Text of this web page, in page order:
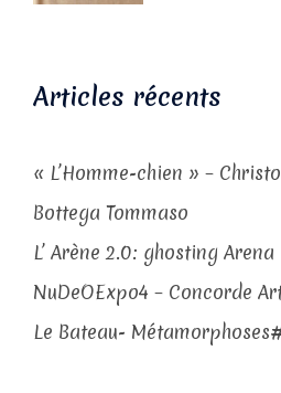
Articles récents
« L’Homme-chien » –
Bottega Tommaso
L’ Arène 2.0: ghosting Arena
NuDeOExpo4 – Concorde
Le Bateau-